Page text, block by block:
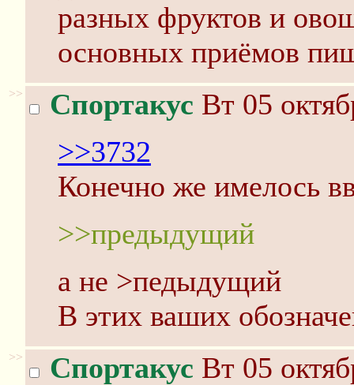
разных фруктов и
основных приёмов
>> Спортакус Вт 05
>>3732
Конечно же имелось
>>предыдущий
а не >педыдущий
В этих ваших
>> Спортакус Вт 05